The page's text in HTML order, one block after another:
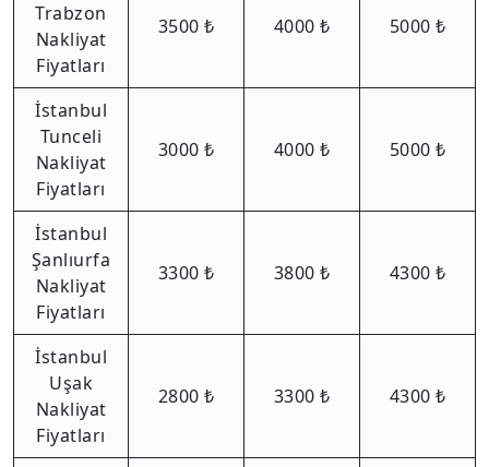
Trabzon
Nakliyat
Fiyatları
3500 ₺ 4000 ₺ 5000 ₺
İstanbul
Tunceli
Nakliyat
Fiyatları
3000 ₺ 4000 ₺ 5000 ₺
İstanbul
Şanlıurfa
Nakliyat
Fiyatları
3300 ₺ 3800 ₺ 4300 ₺
İstanbul
Uşak
Nakliyat
Fiyatları
2800 ₺ 3300 ₺ 4300 ₺